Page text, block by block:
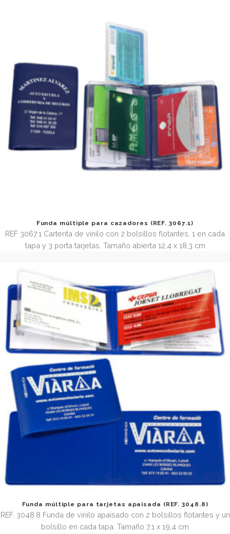
Funda múltiple de tarjetas (REF. 3048.5)
REF. 3048.5 Funda de vinilo soldado porta tarjetas
bolsillos flotantes. Tamaño abierta 10,5 x 14 cm
Funda múltiple para cazadores (REF. 3067.1)
REF 3067.1 Carterita de vinilo con 2 bolsillos flotantes, 1
tapa y 3 porta tarjetas. Tamaño abierta 12,4 x 18,3 cm